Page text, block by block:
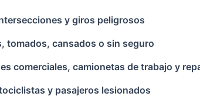
y giros peligrosos
tomados, cansados o sin seguro
comerciales, camionetas de trabajo y
y pasajeros lesionados